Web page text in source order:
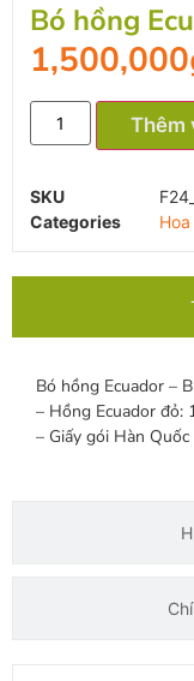
Bó hồng
1,500,000
Thêm
SKU
Categories
Bó hồng Ecuador –
– Hồng Ecuador đỏ:
– Giấy gói Hàn Quốc